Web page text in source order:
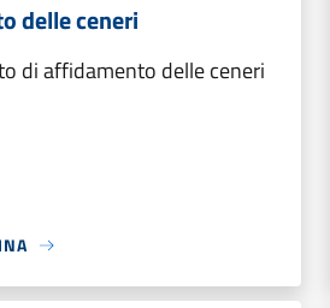
delle ceneri
di affidamento delle ceneri